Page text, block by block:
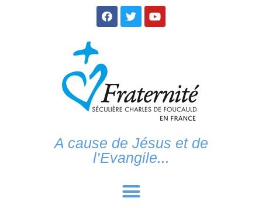
A cause de Jésus et de
l’Evangile...